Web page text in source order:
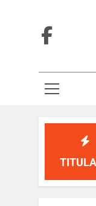
miedo debilita la